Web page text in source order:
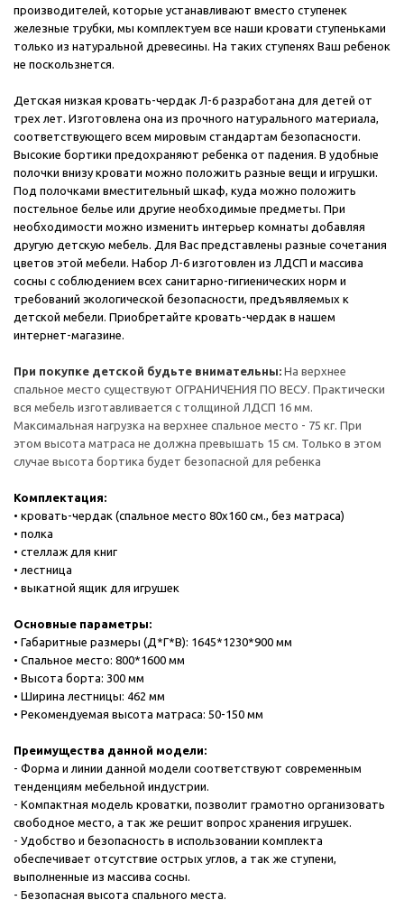
производителей, которые устанавливают вместо ступенек
железные трубки, мы комплектуем все наши кровати ступеньками
только из натуральной древесины. На таких ступенях Ваш ребенок
не поскользнется.
Детская низкая кровать-чердак Л-6 разработана для детей от
трех лет. Изготовлена она из прочного натурального материала,
соответствующего всем мировым стандартам безопасности.
Высокие бортики предохраняют ребенка от падения. В удобные
полочки внизу кровати можно положить разные вещи и игрушки.
Под полочками вместительный шкаф, куда можно положить
постельное белье или другие необходимые предметы. При
необходимости можно изменить интерьер комнаты добавляя
другую детскую мебель. Для Вас представлены разные сочетания
цветов этой мебели. Набор Л-6 изготовлен из ЛДСП и массива
сосны с соблюдением всех санитарно-гигиенических норм и
требований экологической безопасности, предъявляемых к
детской мебели. Приобретайте кровать-чердак в нашем
интернет-магазине.
При покупке детской будьте внимательны: На верхнее
спальное место существуют ОГРАНИЧЕНИЯ ПО ВЕСУ. Практически
вся мебель изготавливается с толщиной ЛДСП 16 мм.
Максимальная нагрузка на верхнее спальное место - 75 кг. При
этом высота матраса не должна превышать 15 см. Только в этом
случае высота бортика будет безопасной для ребенка
Комплектация:
• кровать-чердак (спальное место 80х160 см., без матраса)
• полка
• стеллаж для книг
• лестница
• выкатной ящик для игрушек
Основные параметры:
• Габаритные размеры (Д*Г*В): 1645*1230*900 мм
• Спальное место: 800*1600 мм
• Высота борта: 300 мм
• Ширина лестницы: 462 мм
• Рекомендуемая высота матраса: 50-150 мм
Преимущества данной модели:
- Форма и линии данной модели соответствуют современным
тенденциям мебельной индустрии.
- Компактная модель кроватки, позволит грамотно организовать
свободное место, а так же решит вопрос хранения игрушек.
- Удобство и безопасность в использовании комплекта
обеспечивает отсутствие острых углов, а так же ступени,
выполненные из массива сосны.
- Безопасная высота спального места.